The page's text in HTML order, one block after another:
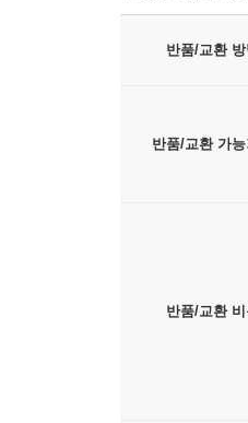
반품/교환 방
반품/교환 가
반품/교환